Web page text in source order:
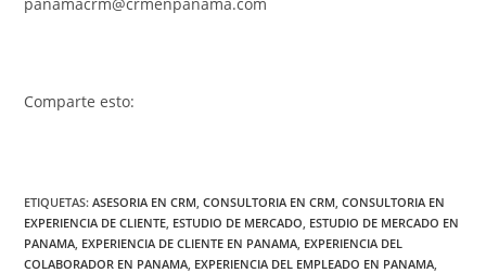
Comparte esto:
ETIQUETAS:ASESORIA EN CRM CONSULTORIA EN CRM CONSULTORIA EN
EXPERIENCIA DE CLIENTE ESTUDIO DE MERCADO ESTUDIO DE MERCADO EN
PANAMA EXPERIENCIA DE CLIENTE EN PANAMA EXPERIENCIA DEL
COLABORADOR EN PANAMA EXPERIENCIA DEL EMPLEADO EN PANAMA